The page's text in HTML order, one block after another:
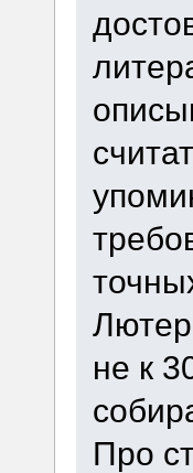
не к
Про